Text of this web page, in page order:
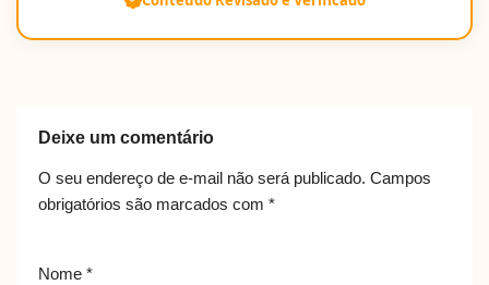
Deixe um comentário
O seu endereço de e-mail não será publicado. Campos
obrigatórios são marcados com *
Nome *